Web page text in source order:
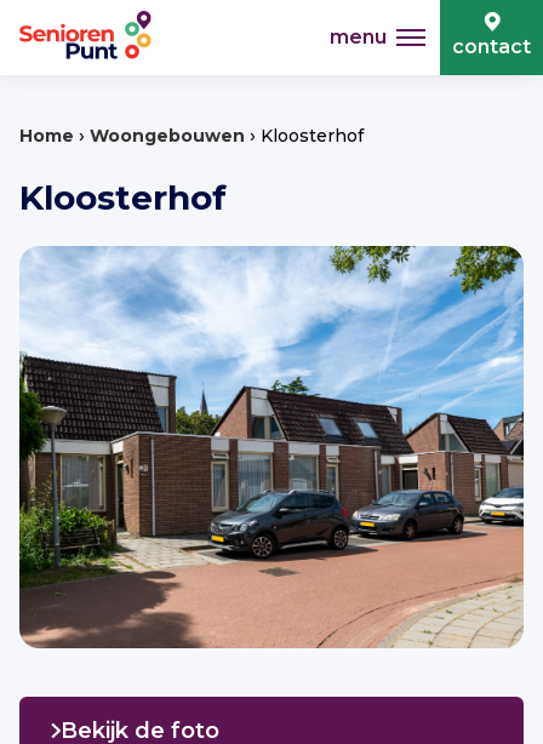
menu contact
Home › Woongebouwen › Kloosterhof
Kloosterhof
Bekijk de foto